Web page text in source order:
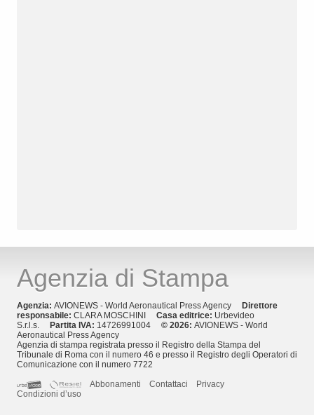
Agenzia di Stampa
Agenzia: AVIONEWS - World Aeronautical Press Agency Direttore
responsabile: CLARA MOSCHINI Casa editrice: Urbevideo
S.r.l.s. Partita IVA: 14726991004 © 2026: AVIONEWS - World
Aeronautical Press Agency
Agenzia di stampa registrata presso il Registro della Stampa del
Tribunale di Roma con il numero 46 e presso il Registro degli Operatori di
Comunicazione con il numero 7722
Abbonamenti
Contattaci
Privacy
Condizioni d’uso